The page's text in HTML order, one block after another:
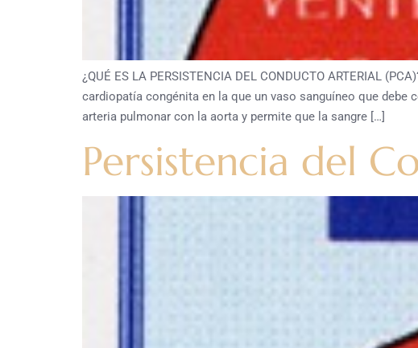
¿QUÉ ES LA PERSISTENCIA DEL CONDUCTO ARTERIAL
cardiopatía congénita en la que un vaso sanguíneo que
arteria pulmonar con la aorta y permite que la sangre […]
Persistencia del